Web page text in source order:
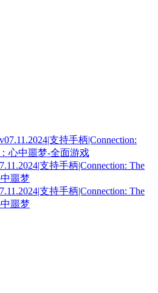
支持手柄|Connection: The
噩梦
支持手柄|Connection: The
噩梦